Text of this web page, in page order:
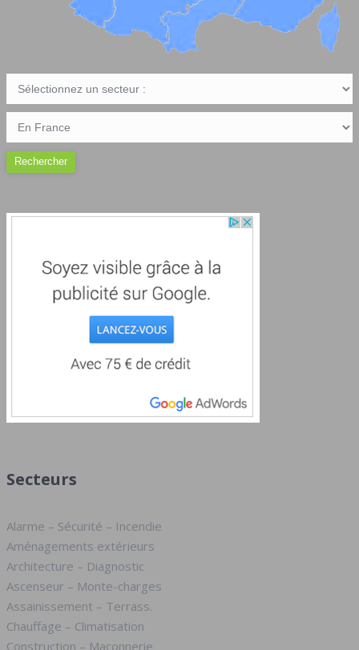
Secteurs
Alarme – Sécurité – Incendie
Aménagements extérieurs
Architecture – Diagnostic
Ascenseur – Monte-charges
Assainissement – Terrass.
Chauffage – Climatisation
Construction – Maçonnerie